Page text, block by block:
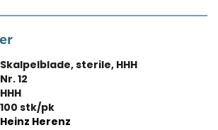
Skalpelblade, sterile, HHH
Nr. 12
HHH
100 stk/pk
Heinz Herenz